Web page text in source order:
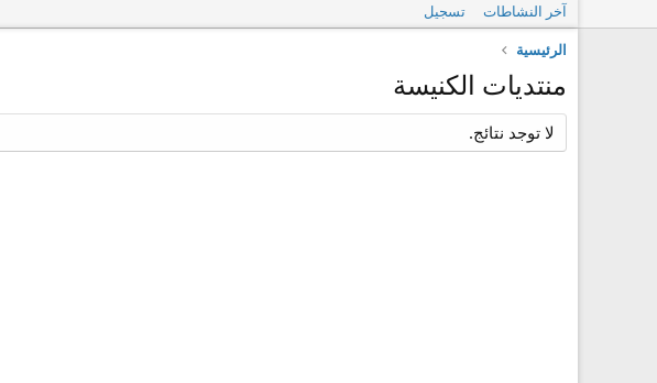
آخر النشاطات
تسجيل
الرئيسية
منتديات الكنيسة
لا توجد نتائج.